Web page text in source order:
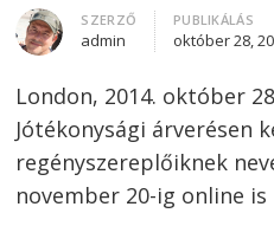
Author
SZERZŐ
admin
PUBLIKÁLÁS
október 28,
London, 2014. október
Jótékonysági árverésen
regényszereplőiknek
november 20-ig online